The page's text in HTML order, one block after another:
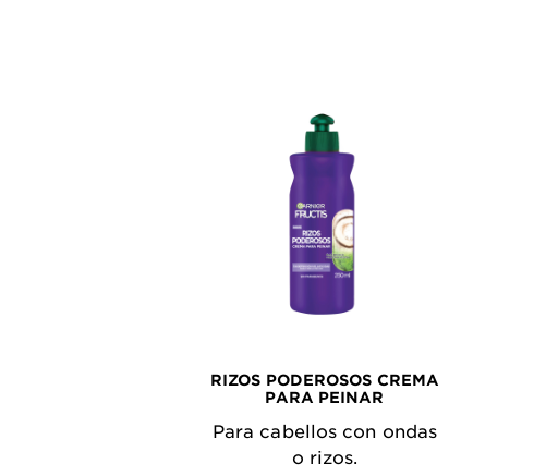
RIZOS PODEROSOS CREMA
PARA PEINAR
Para cabellos con ondas
o rizos.